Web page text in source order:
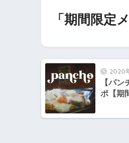
「期間限定
2020
【パ
ポ【期